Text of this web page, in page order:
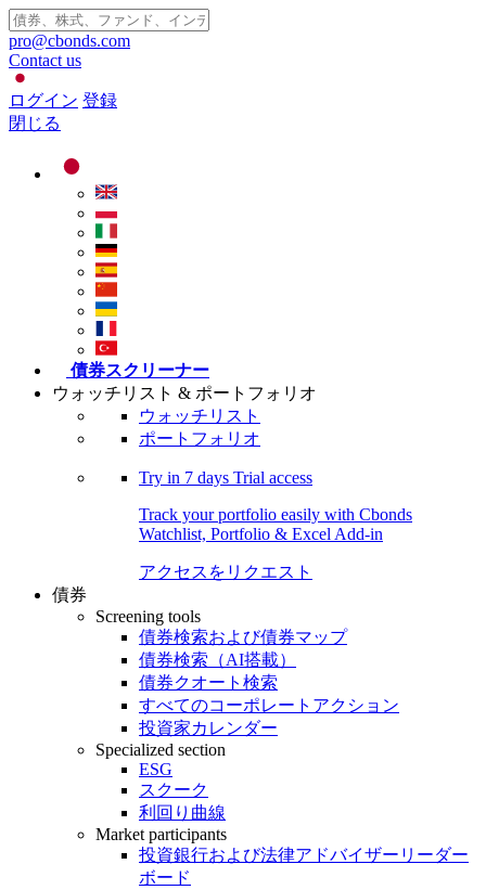
pro@cbonds.com
Contact us
ログイン 登録
閉じる
債券スクリーナー
ウォッチリスト & ポートフォリオ
ウォッチリスト
ポートフォリオ
Try in 7 days Trial access
Track your portfolio easily with Cbonds
Watchlist, Portfolio & Excel Add-in
アクセスをリクエスト
債券
Screening tools
債券検索および債券マップ
債券検索（AI搭載）
債券クオート検索
すべてのコーポレートアクション
投資家カレンダー
Specialized section
ESG
スクーク
利回り曲線
Market participants
投資銀行および法律アドバイザーリーダー
ボード